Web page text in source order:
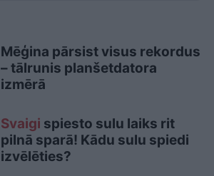
Mēģina pārsist visus rekordus
– tālrunis planšetdatora
izmērā
Svaigi spiesto sulu laiks rit
pilnā sparā! Kādu sulu spiedi
izvēlēties?